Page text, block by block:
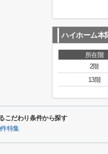
ハイホーム本
所在階
2階
13階
こだわり条件から探す
特集